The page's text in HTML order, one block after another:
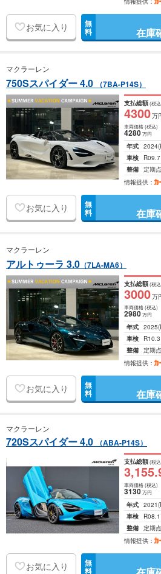
お気に入り 無
料 在庫
マクラーレン
750Sスパイダー 4.0 （7BA-P14S）
支払総額(税
4300万
車両価格(税込)
4280万円
年式 2024
車検
R09.7
整備 定期
情報提供：
お気に入り 無
料 在庫
マクラーレン
アルトゥーラ 3.0 （7LA-MA6）
支払総額(税
3000万
車両価格(税込)
2980万円
年式 2025
車検
R10.3
整備 定期
情報提供：
お気に入り 無
料 在庫
マクラーレン
720Sスパイダー 4.0 （ABA-P14S）
支払総額(税
3,155
車両価格(税込)
3130万円
年式 2021
車検
整備 定期
情報提供：
お気に入り 無
料